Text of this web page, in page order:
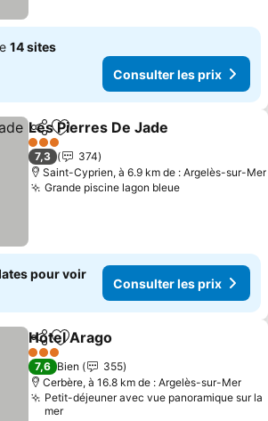
14 sites
Consulter les prix
PartagerAjouter à mes favoris
Les Pierres De Jade
3 Étoiles
7,3
374
Saint-Cyprien, à 6.9 km de : Argelès-sur-Mer
Grande piscine lagon bleue
pour voir
Consulter les prix
PartagerAjouter à mes favoris
Hotel Arago
3 Étoiles
7,6 Bien
355
Cerbère, à 16.8 km de : Argelès-sur-Mer
Petit-déjeuner avec vue panoramique sur la
mer